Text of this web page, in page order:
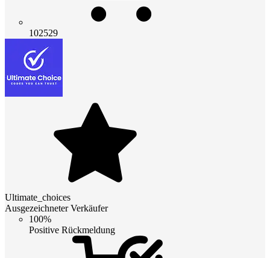
102529
Ultimate_choices
Ausgezeichneter Verkäufer
100%
Positive Rückmeldung